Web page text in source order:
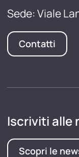
Sede: Viale
Contatti
Iscriviti alle
Scopri le